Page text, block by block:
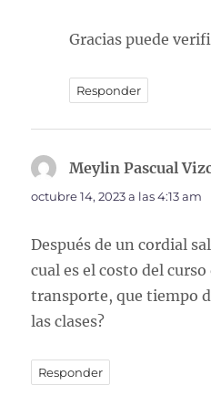
Gracias puede
Responder
Meylin Pascual
octubre 14, 2023 a las 4:13 am
Después de un cordial
cual es el costo del
transporte, que tiempo
las clases?
Responder